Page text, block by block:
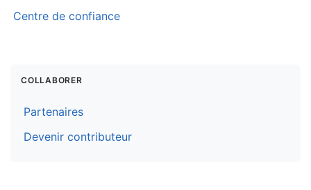
Centre de confiance
COLLABORER
Partenaires
Devenir contributeur